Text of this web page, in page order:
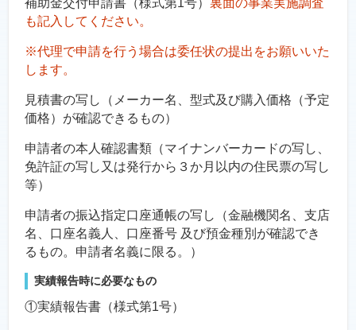
補助金交付申請書（様式第1号） 裏面の事業実施調査
も記入してください。
※代理で申請を行う場合は委任状の提出をお願いいた
します。
見積書の写し（メーカー名、型式及び購入価格（予定
価格）が確認できるもの）
申請者の本人確認書類（マイナンバーカードの写し、
免許証の写し又は発行から３か月以内の住民票の写し
等）
申請者の振込指定口座通帳の写し（金融機関名、支店
名、口座名義人、口座番号 及び預金種別が確認でき
るもの。申請者名義に限る。）
実績報告時に必要なもの
①実績報告書（様式第1号）